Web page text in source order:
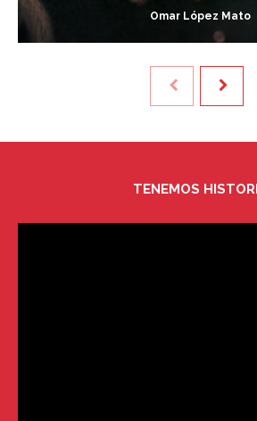
Omar López Mato
TENEMOS